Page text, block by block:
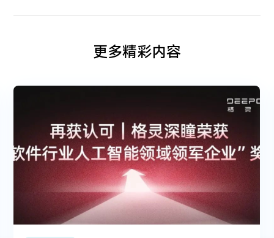
更多精彩内容